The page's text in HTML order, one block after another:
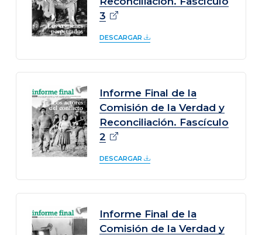
3
DESCARGAR
Informe Final de la
Comisión de la Verdad y
Reconciliación. Fascículo
2
DESCARGAR
Informe Final de la
Comisión de la Verdad y